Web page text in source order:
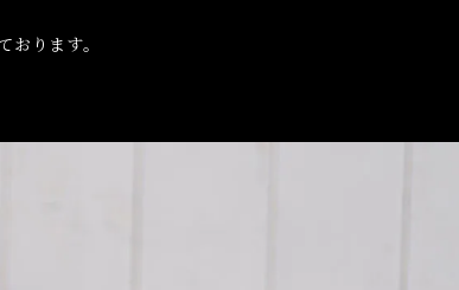
ります。